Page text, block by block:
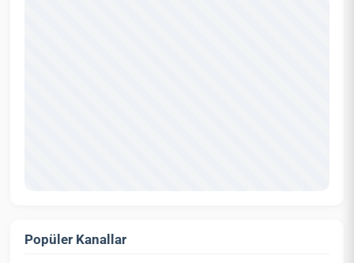
Popüler Kanallar